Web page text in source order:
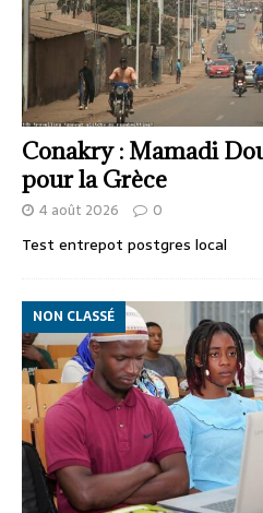
Conakry : Mamadi
pour la Grèce
4 août 2026 0
Test entrepot postgres local
NON CLASSÉ